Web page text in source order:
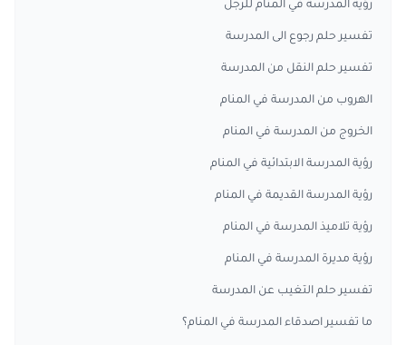
رؤية المدرسة في المنام للرجل
تفسير حلم رجوع الى المدرسة
تفسير حلم النقل من المدرسة
الهروب من المدرسة في المنام
الخروج من المدرسة في المنام
رؤية المدرسة الابتدائية في المنام
رؤية المدرسة القديمة في المنام
رؤية تلاميذ المدرسة في المنام
رؤية مديرة المدرسة في المنام
تفسير حلم التغيب عن المدرسة
ما تفسير اصدقاء المدرسة في المنام؟